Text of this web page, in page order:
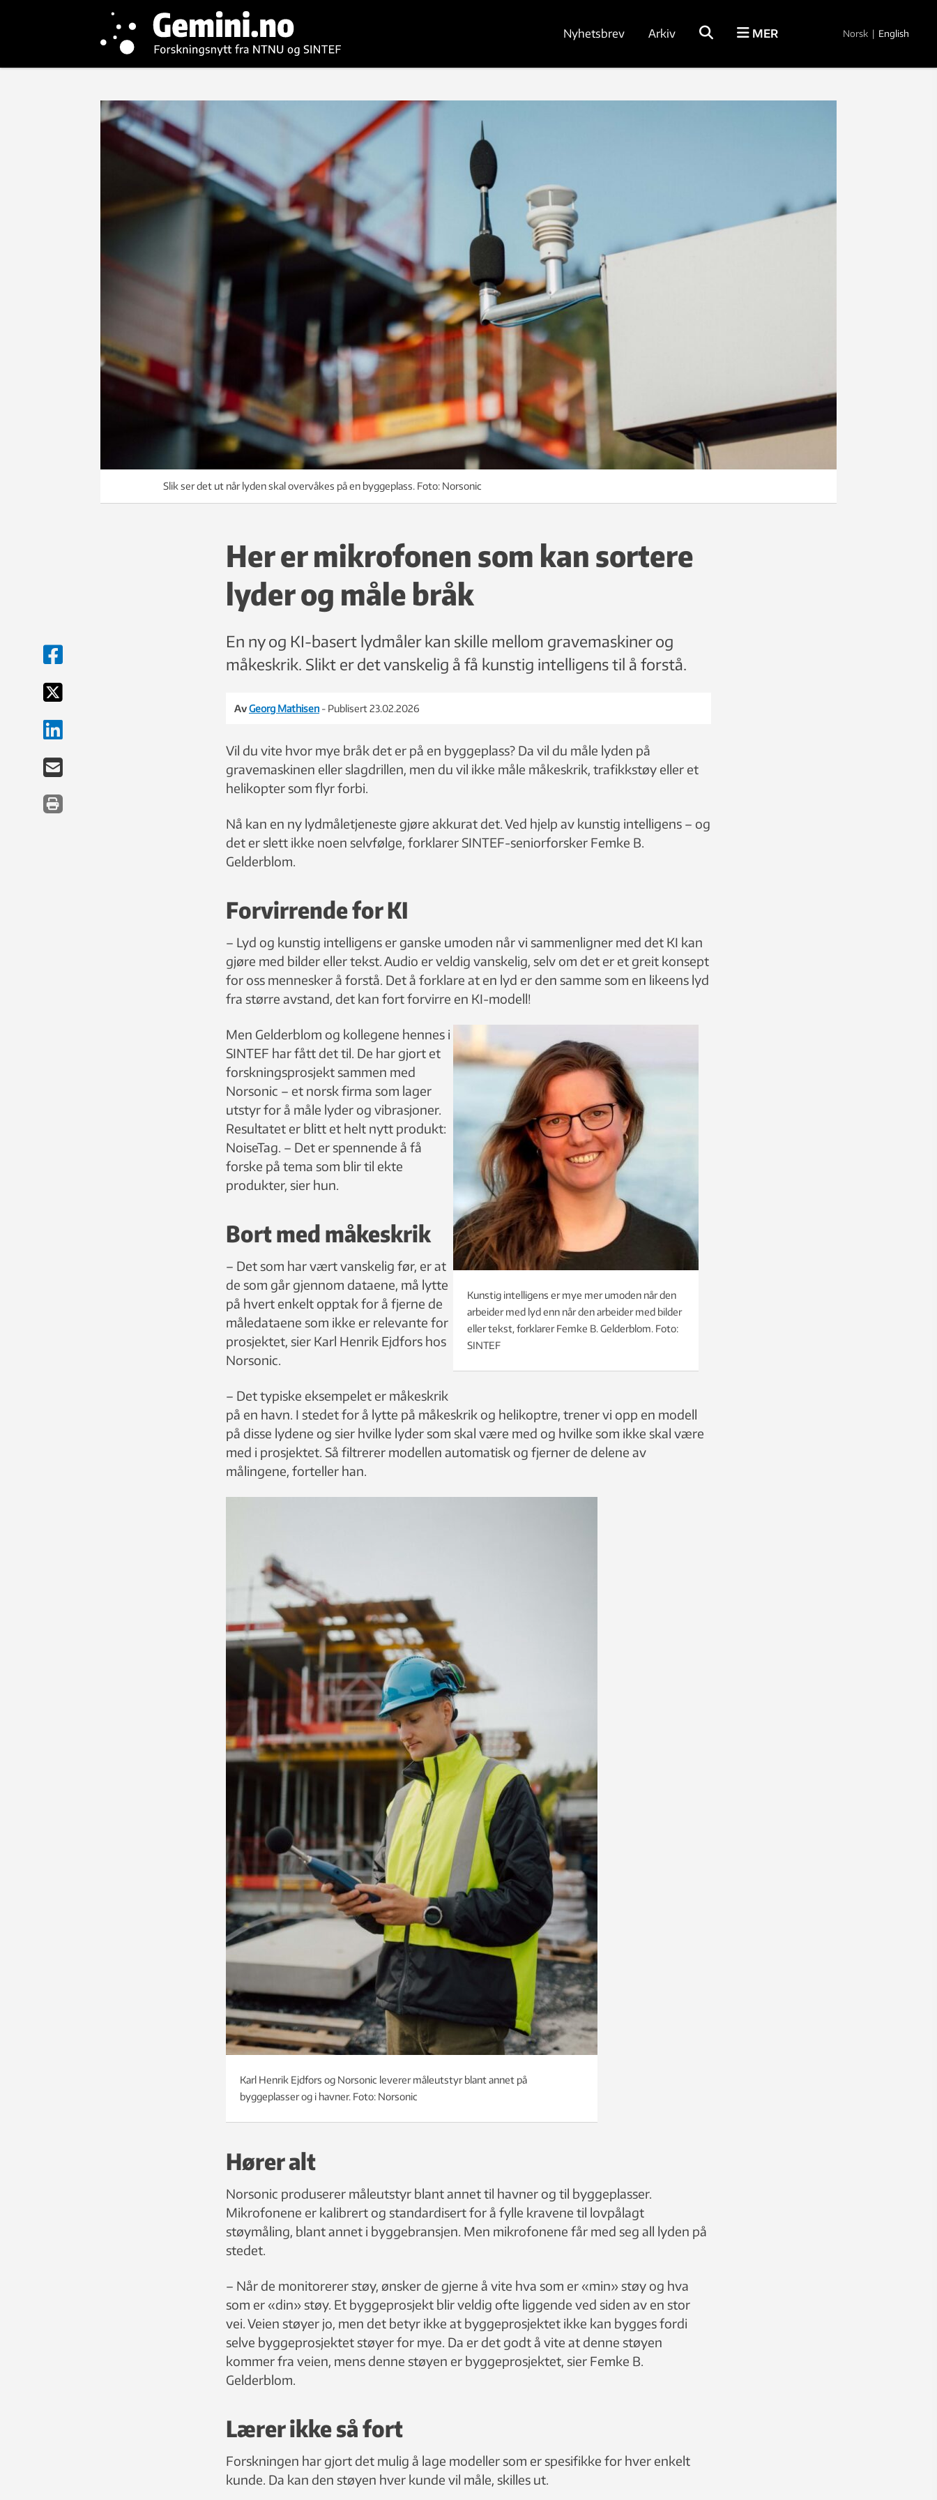
Nyhetsbrev Arkiv MER Norsk | English
Slik ser det ut når lyden skal overvåkes på en byggeplass. Foto: Norsonic
Her er mikrofonen som kan sortere
lyder og måle bråk
En ny og KI-basert lydmåler kan skille mellom gravemaskiner og
måkeskrik. Slikt er det vanskelig å få kunstig intelligens til å forstå.
AvGeorg Mathisen - Publisert 23.02.2026
Vil du vite hvor mye bråk det er på en byggeplass? Da vil du måle lyden på
gravemaskinen eller slagdrillen, men du vil ikke måle måkeskrik, trafikkstøy eller et
helikopter som flyr forbi.
Nå kan en ny lydmåletjeneste gjøre akkurat det. Ved hjelp av kunstig intelligens – og
det er slett ikke noen selvfølge, forklarer SINTEF-seniorforsker Femke B.
Gelderblom.
Forvirrende for KI
– Lyd og kunstig intelligens er ganske umoden når vi sammenligner med det KI kan
gjøre med bilder eller tekst. Audio er veldig vanskelig, selv om det er et greit konsept
for oss mennesker å forstå. Det å forklare at en lyd er den samme som en likeens lyd
fra større avstand, det kan fort forvirre en KI-modell!
Kunstig intelligens er mye mer umoden når den
arbeider med lyd enn når den arbeider med bilder
eller tekst, forklarer Femke B. Gelderblom. Foto:
SINTEF
Men Gelderblom og kollegene hennes i
SINTEF har fått det til. De har gjort et
forskningsprosjekt sammen med
Norsonic – et norsk firma som lager
utstyr for å måle lyder og vibrasjoner.
Resultatet er blitt et helt nytt produkt:
NoiseTag. – Det er spennende å få
forske på tema som blir til ekte
produkter, sier hun.
Bort med måkeskrik
– Det som har vært vanskelig før, er at
de som går gjennom dataene, må lytte
på hvert enkelt opptak for å fjerne de
måledataene som ikke er relevante for
prosjektet, sier Karl Henrik Ejdfors hos
Norsonic.
– Det typiske eksempelet er måkeskrik
på en havn. I stedet for å lytte på måkeskrik og helikoptre, trener vi opp en modell
på disse lydene og sier hvilke lyder som skal være med og hvilke som ikke skal være
med i prosjektet. Så filtrerer modellen automatisk og fjerner de delene av
målingene, forteller han.
Karl Henrik Ejdfors og Norsonic leverer måleutstyr blant annet på
byggeplasser og i havner. Foto: Norsonic
Hører alt
Norsonic produserer måleutstyr blant annet til havner og til byggeplasser.
Mikrofonene er kalibrert og standardisert for å fylle kravene til lovpålagt
støymåling, blant annet i byggebransjen. Men mikrofonene får med seg all lyden på
stedet.
– Når de monitorerer støy, ønsker de gjerne å vite hva som er «min» støy og hva
som er «din» støy. Et byggeprosjekt blir veldig ofte liggende ved siden av en stor
vei. Veien støyer jo, men det betyr ikke at byggeprosjektet ikke kan bygges fordi
selve byggeprosjektet støyer for mye. Da er det godt å vite at denne støyen
kommer fra veien, mens denne støyen er byggeprosjektet, sier Femke B.
Gelderblom.
Lærer ikke så fort
Forskningen har gjort det mulig å lage modeller som er spesifikke for hver enkelt
kunde. Da kan den støyen hver kunde vil måle, skilles ut.